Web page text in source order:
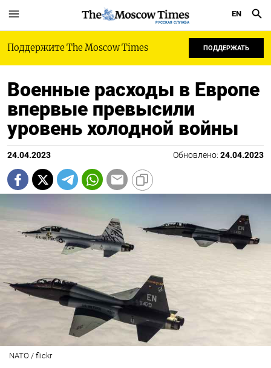
РУССКАЯ СЛУЖБА
EN
Поддержите The Moscow Times ПОДДЕРЖАТЬ
Военные расходы в Европе
впервые превысили
уровень холодной войны
24.04.2023 Обновлено: 24.04.2023
NATO / flickr